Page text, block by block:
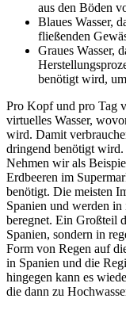
aus den Böden
Blaues Wasser,
fließenden
Graues Wasser,
benötigt wird,
Pro Kopf und pro Tag
virtuelles Wasser,
wird. Damit
dringend benötigt wird.
Nehmen wir als
Erdbeeren im
benötigt. Die meisten
Spanien und werden
beregnet. Ein Großteil
Spanien, sondern in
Form von Regen auf
in Spanien und die
hingegen kann es
die dann zu